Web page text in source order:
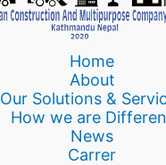
Home
About
Our Solutions &
How we are
News
Carrer